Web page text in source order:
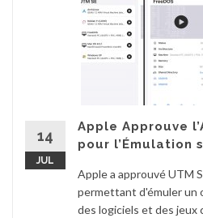
14
JUL
Apple Approuve
pour l’Émulation
Apple a approuvé UTM
permettant d'émuler un
des logiciels et des jeux